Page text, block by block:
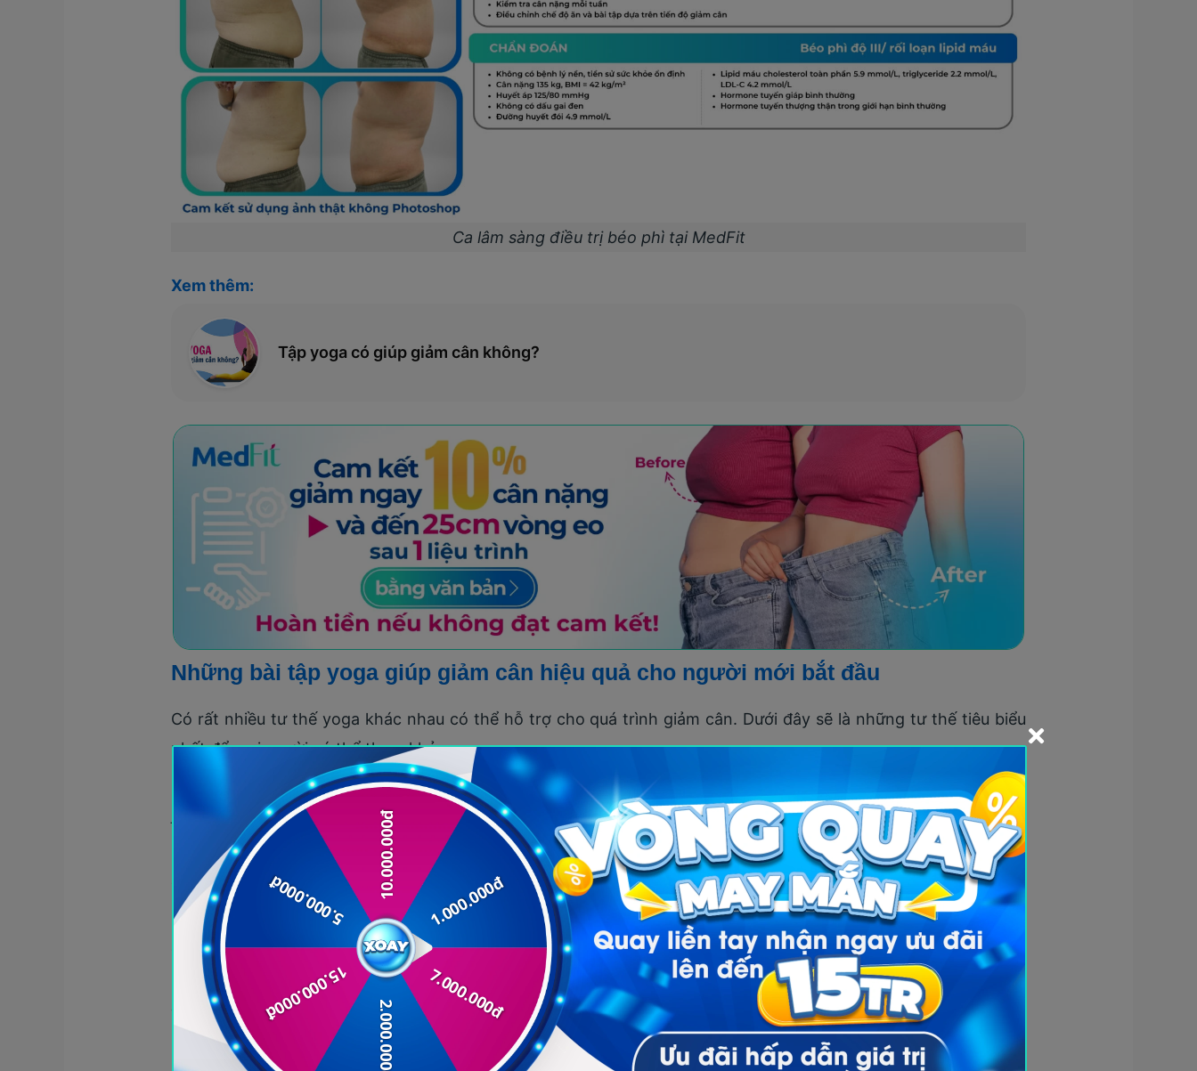
Ca lâm sàng điều trị béo phì tại MedFit
Xem thêm:
Tập yoga có giúp giảm cân không?
Những bài tập yoga giúp giảm cân hiệu quả cho người mới bắt đầu
Có rất nhiều tư thế yoga khác nhau có thể hỗ trợ cho quá trình giảm cân. Dưới đây sẽ là những tư thế tiêu biểu
nhất để mọi người có thể tham khảo.
Tư thế chiến binh 1 (Veerabhadrasana)
Đây là một trong những bài tập yoga khá đơn giản giúp giảm cân và mang đến rất nhiều lợi ích cho người tập.
Luyện tập tư thế này giúp tăng cường sức mạnh cho chân và cánh tay, đồng thời cải thiện khả năng thăng bằng
cũng như sức mạnh cho vùng cơ lõi.
Mặc dù trông có phần khá đơn giản, tư thế chiến binh cũng giúp kéo căng các cơ quanh hông, đồng thời làm săn
chắc cơ đùi, hông và ngực. Với những ai ngồi nhiều, đây sẽ là một bài tập giúp giải phóng áp lực ở phần hông rất
hiệu quả.
Thực hiện bài tập này theo các bước sau:
Đứng trên mặt thảm, hai chân đặt 1 chân trước và 1 chân sau với khoảng cách rộng sao cho đầu gối chân